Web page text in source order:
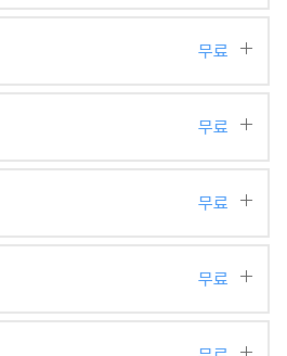
무료
무료
무료
무료